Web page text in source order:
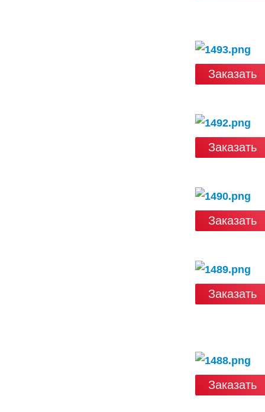
Заказать
Заказать
Заказать
Заказать
Заказать